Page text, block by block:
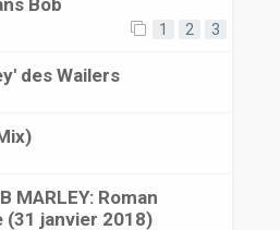
Bob
1 2 3
des Wailers
MARLEY: Roman
(31 janvier 2018)